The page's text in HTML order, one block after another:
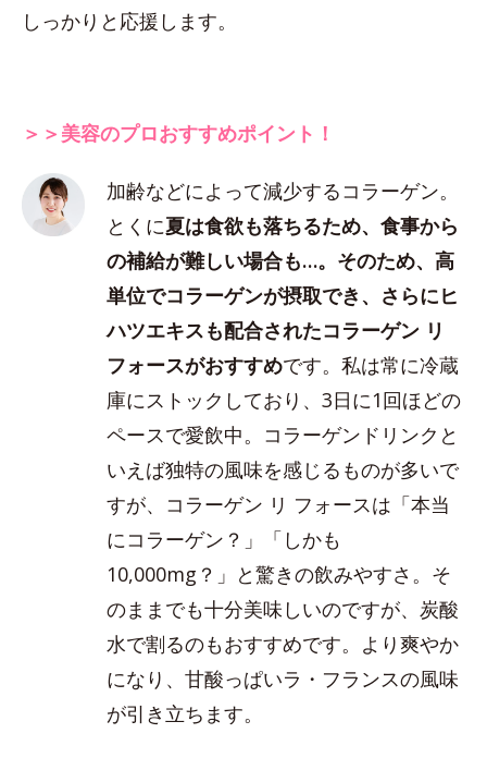
しっかりと応援します。
＞＞美容のプロおすすめポイント！
加齢などによって減少するコラーゲン。
とくに夏は食欲も落ちるため、食事から
の補給が難しい場合も…。そのため、高
単位でコラーゲンが摂取でき、さらにヒ
ハツエキスも配合されたコラーゲン リ
フォースがおすすめです。私は常に冷蔵
庫にストックしており、3日に1回ほどの
ペースで愛飲中。コラーゲンドリンクと
いえば独特の風味を感じるものが多いで
すが、コラーゲン リ フォースは「本当
にコラーゲン？」「しかも
10,000mg？」と驚きの飲みやすさ。そ
のままでも十分美味しいのですが、炭酸
水で割るのもおすすめです。より爽やか
になり、甘酸っぱいラ・フランスの風味
が引き立ちます。